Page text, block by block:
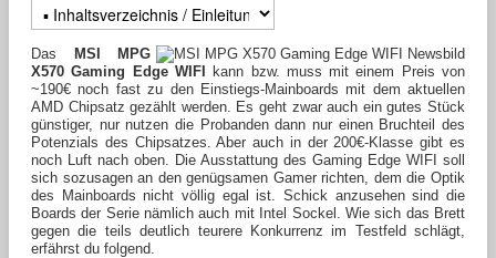
Das MSI MPG
X570 Gaming Edge WIFI kann bzw. muss mit einem Preis von
~190€ noch fast zu den Einstiegs-Mainboards mit dem aktuellen
AMD Chipsatz gezählt werden. Es geht zwar auch ein gutes Stück
günstiger, nur nutzen die Probanden dann nur einen Bruchteil des
Potenzials des Chipsatzes. Aber auch in der 200€-Klasse gibt es
noch Luft nach oben. Die Ausstattung des Gaming Edge WIFI soll
sich sozusagen an den genügsamen Gamer richten, dem die Optik
des Mainboards nicht völlig egal ist. Schick anzusehen sind die
Boards der Serie nämlich auch mit Intel Sockel. Wie sich das Brett
gegen die teils deutlich teurere Konkurrenz im Testfeld schlägt,
erfährst du folgend.